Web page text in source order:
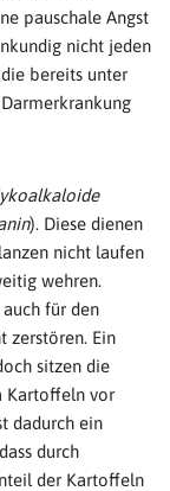
pauschale Angst
nicht jeden
bereits unter
). Diese dienen
nicht laufen
wehren.
für den
zerstören. Ein
sitzen die
Kartoffeln vor
dadurch ein
durch
der Kartoffeln